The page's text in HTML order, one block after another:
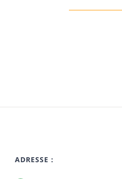
ADRESSE :